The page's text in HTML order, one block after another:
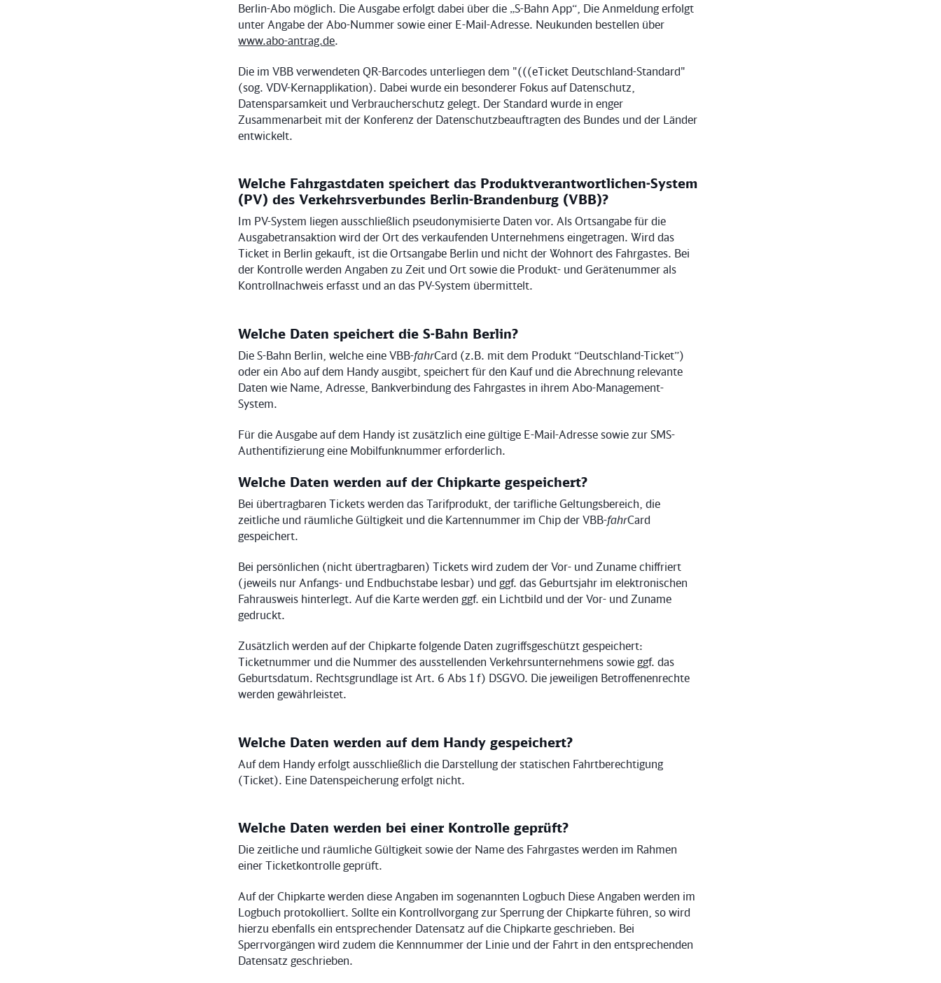
Berlin-Abo möglich. Die Ausgabe erfolgt dabei über die „S-Bahn App“, Die Anmeldung erfolgt
unter Angabe der Abo-Nummer sowie einer E-Mail-Adresse. Neukunden bestellen über
www.abo-antrag.de.
Die im VBB verwendeten QR-Barcodes unterliegen dem "(((eTicket Deutschland-Standard"
(sog. VDV-Kernapplikation). Dabei wurde ein besonderer Fokus auf Datenschutz,
Datensparsamkeit und Verbraucherschutz gelegt. Der Standard wurde in enger
Zusammenarbeit mit der Konferenz der Datenschutzbeauftragten des Bundes und der Länder
entwickelt.
Welche Fahrgastdaten speichert das Produktverantwortlichen-System
(PV) des Verkehrsverbundes Berlin-Brandenburg (VBB)?
Im PV-System liegen ausschließlich pseudonymisierte Daten vor. Als Ortsangabe für die
Ausgabetransaktion wird der Ort des verkaufenden Unternehmens eingetragen. Wird das
Ticket in Berlin gekauft, ist die Ortsangabe Berlin und nicht der Wohnort des Fahrgastes. Bei
der Kontrolle werden Angaben zu Zeit und Ort sowie die Produkt- und Gerätenummer als
Kontrollnachweis erfasst und an das PV-System übermittelt.
Welche Daten speichert die S-Bahn Berlin?
Die S-Bahn Berlin, welche eine VBB-fahrCard (z.B. mit dem Produkt “Deutschland-Ticket”)
oder ein Abo auf dem Handy ausgibt, speichert für den Kauf und die Abrechnung relevante
Daten wie Name, Adresse, Bankverbindung des Fahrgastes in ihrem Abo-Management-
System.
Für die Ausgabe auf dem Handy ist zusätzlich eine gültige E-Mail-Adresse sowie zur SMS-
Authentifizierung eine Mobilfunknummer erforderlich.
Welche Daten werden auf der Chipkarte gespeichert?
Bei übertragbaren Tickets werden das Tarifprodukt, der tarifliche Geltungsbereich, die
zeitliche und räumliche Gültigkeit und die Kartennummer im Chip der VBB-fahrCard
gespeichert.
Bei persönlichen (nicht übertragbaren) Tickets wird zudem der Vor- und Zuname chiffriert
(jeweils nur Anfangs- und Endbuchstabe lesbar) und ggf. das Geburtsjahr im elektronischen
Fahrausweis hinterlegt. Auf die Karte werden ggf. ein Lichtbild und der Vor- und Zuname
gedruckt.
Zusätzlich werden auf der Chipkarte folgende Daten zugriffsgeschützt gespeichert:
Ticketnummer und die Nummer des ausstellenden Verkehrsunternehmens sowie ggf. das
Geburtsdatum. Rechtsgrundlage ist Art. 6 Abs 1 f) DSGVO. Die jeweiligen Betroffenenrechte
werden gewährleistet.
Welche Daten werden auf dem Handy gespeichert?
Auf dem Handy erfolgt ausschließlich die Darstellung der statischen Fahrtberechtigung
(Ticket). Eine Datenspeicherung erfolgt nicht.
Welche Daten werden bei einer Kontrolle geprüft?
Die zeitliche und räumliche Gültigkeit sowie der Name des Fahrgastes werden im Rahmen
einer Ticketkontrolle geprüft.
Auf der Chipkarte werden diese Angaben im sogenannten Logbuch Diese Angaben werden im
Logbuch protokolliert. Sollte ein Kontrollvorgang zur Sperrung der Chipkarte führen, so wird
hierzu ebenfalls ein entsprechender Datensatz auf die Chipkarte geschrieben. Bei
Sperrvorgängen wird zudem die Kennnummer der Linie und der Fahrt in den entsprechenden
Datensatz geschrieben.